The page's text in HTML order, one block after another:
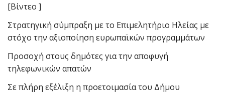
[Βίντεο ]
Στρατηγική σύμπραξη με το Επιμελητήριο Ηλείας με
στόχο την αξιοποίηση ευρωπαϊκών προγραμμάτων
Προσοχή στους δημότες για την αποφυγή
τηλεφωνικών απατών
Σε πλήρη εξέλιξη η προετοιμασία του Δήμου